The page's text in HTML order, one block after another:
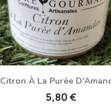
Anteprima
Citron À La Purée
5,80 €